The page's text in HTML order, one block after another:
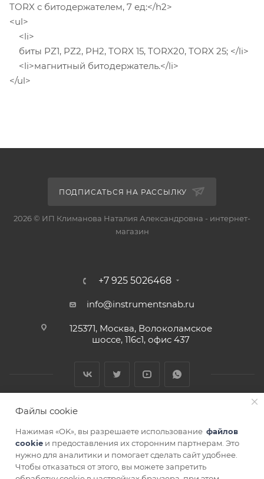
TORX с битодержателем, 7 ед:</h2>
<ul>
<li>
биты PZ1, PZ2, PH2, TORX 15, TORX20, TORX 25; </li>
<li>магнитный битодержатель.</li>
</ul>
ПОДПИСАТЬСЯ НА РАССЫЛКУ
2026 © ИП Климанова Наталия Александровна - интернет-
магазин
+7 925 5026468
info@instrumentsnab.ru
125371, Москва, Волоколамское
шоссе, 116с1, офис 437
СОГЛАСИЕ НА ОБРАБОТКУ ПЕРСОНАЛЬНЫХ ДАННЫХ
Файлы cookie
Нажимая «OK», вы разрешаете использование файлов
cookie и предоставления их сторонним партнерам. Это
нужно для аналитики и помогает сделать сайт удобнее.
Чтобы отказаться от этого, вы можете запретить